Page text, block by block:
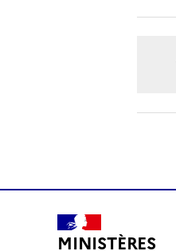
MINISTÈRES